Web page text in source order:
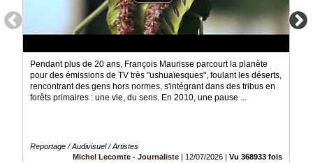
Vidéos
groupePendant plus de 20 ans, François Maurisse parcourt la planète
pour des émissions de TV très "ushuaïesques", foulant les déserts,
rencontrant des gens hors normes, s'intégrant dans des tribus en
forêts primaires : une vie, du sens. En 2010, une pause ...
Reportage / Audivisuel / Artistes
Michel Lecomte - Journaliste
12/07/2026 Vu 368933 fois